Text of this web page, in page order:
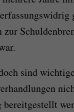
zur
sind